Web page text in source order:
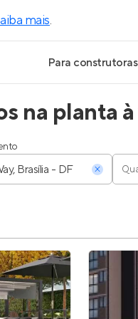
mais.
Para construtoras
Geração de
Geração de
Parcerias
Anunciar
na planta